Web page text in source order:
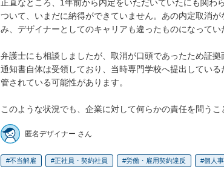
正直なところ、1年前から内定をいただいていたにも関わ
ついて、いまだに納得ができていません。あの内定取消
み、デザイナーとしてのキャリアも違ったものになってい
弁護士にも相談しましたが、取消が口頭であったため証
通知書自体は受領しており、当時専門学校へ提出してい
管されている可能性があります。
このような状況でも、企業に対して何らかの責任を問うこ
匿名デザイナー さん
不当解雇 正社員・契約社員 労働・雇用契約違反 個人